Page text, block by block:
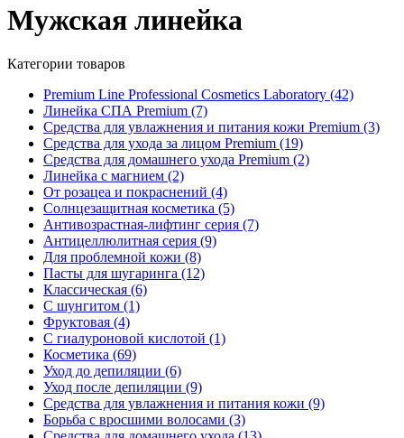
Мужская линейка
Категории товаров
Premium Line Professional Cosmetics Laboratory (42)
Линейка СПА Premium (7)
Средства для увлажнения и питания кожи Premium (3)
Средства для ухода за лицом Premium (19)
Средства для домашнего ухода Premium (2)
Линейка с магнием (2)
От розацеа и покраснений (4)
Солнцезащитная косметика (5)
Антивозрастная-лифтинг серия (7)
Антицеллюлитная серия (9)
Для проблемной кожи (8)
Пасты для шугаринга (12)
Классическая (6)
С шунгитом (1)
Фруктовая (4)
C гиалуроновой кислотой (1)
Косметика (69)
Уход до депиляции (6)
Уход после депиляции (9)
Средства для увлажнения и питания кожи (9)
Борьба с вросшими волосами (3)